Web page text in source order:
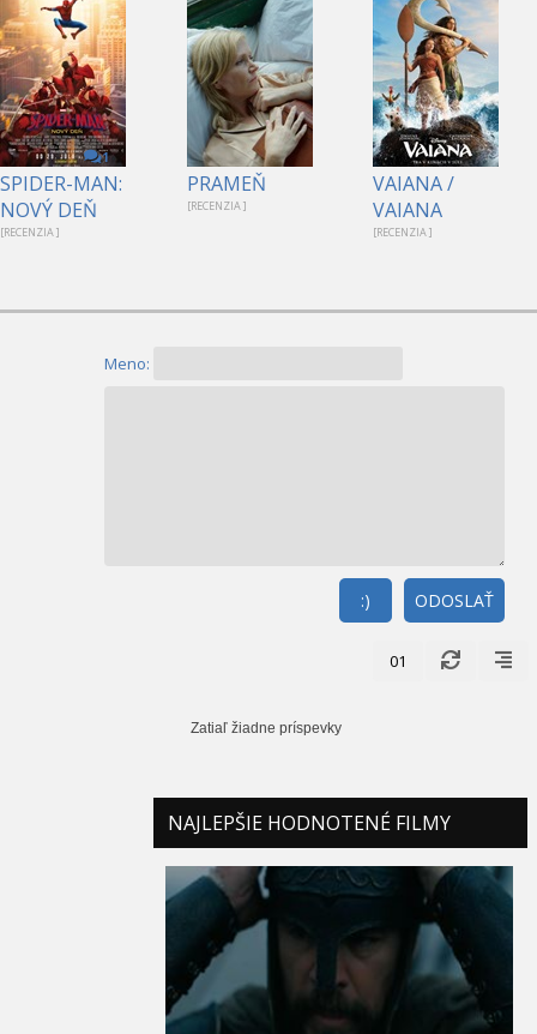
1
SPIDER-MAN:
NOVÝ DEŇ
[RECENZIA ]
PRAMEŇ
[RECENZIA ]
VAIANA /
VAIANA
[RECENZIA ]
Meno:
ODOSLAŤ
:)
01
Zatiaľ žiadne príspevky
NAJLEPŠIE HODNOTENÉ FILMY